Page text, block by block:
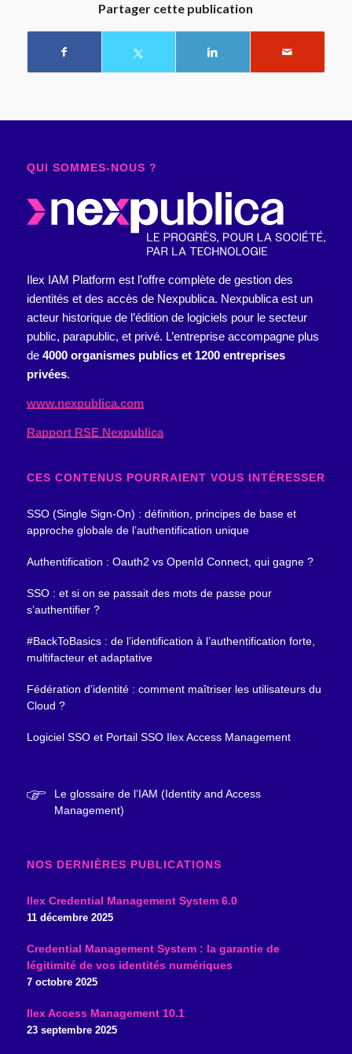
Partager cette publication
QUI SOMMES-NOUS ?
Ilex IAM Platform est l’offre complète de gestion des
identités et des accès de Nexpublica. Nexpublica est un
acteur historique de l’édition de logiciels pour le secteur
public, parapublic, et privé. L’entreprise accompagne plus
de 4000 organismes publics et 1200 entreprises
privées.
www.nexpublica.com
Rapport RSE Nexpublica
CES CONTENUS POURRAIENT VOUS INTÉRESSER
SSO (Single Sign-On) : définition, principes de base et
approche globale de l’authentification unique
Authentification : Oauth2 vs OpenId Connect, qui gagne ?
SSO : et si on se passait des mots de passe pour
s’authentifier ?
#BackToBasics : de l’identification à l’authentification forte,
multifacteur et adaptative
Fédération d’identité : comment maîtriser les utilisateurs du
Cloud ?
Logiciel SSO et Portail SSO Ilex Access Management
Le glossaire de l’IAM (Identity and Access
Management)
NOS DERNIÈRES PUBLICATIONS
Ilex Credential Management System 6.0
11 décembre 2025
Credential Management System : la garantie de
légitimité de vos identités numériques
7 octobre 2025
Ilex Access Management 10.1
23 septembre 2025